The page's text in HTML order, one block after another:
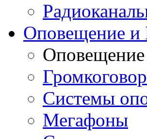
Оповещение и
Оповещение
Системы
Мегафоны